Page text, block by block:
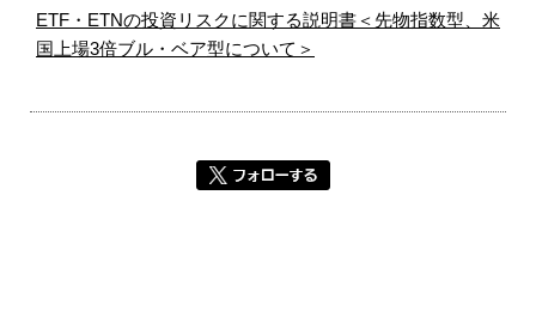
ETF・ETNの投資リスクに関する説明書＜先物指数型、米
国上場3倍ブル・ベア型について＞